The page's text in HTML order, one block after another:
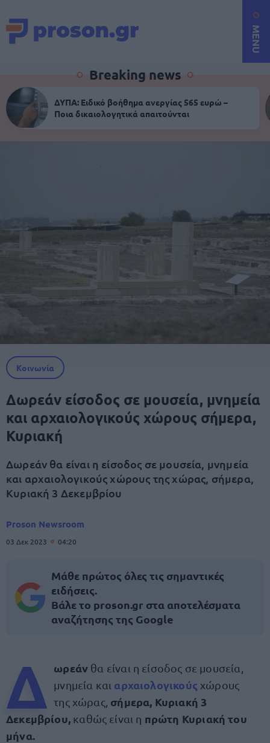
MENU
Breaking news
ΔΥΠΑ: Ειδικό βοήθημα ανεργίας 565 ευρώ –
Ποια δικαιολογητικά απαιτούνται
Κοινωνία
Δωρεάν είσοδος σε μουσεία, μνημεία
και αρχαιολογικούς χώρους σήμερα,
Κυριακή
Δωρεάν θα είναι η είσοδος σε μουσεία, μνημεία
και αρχαιολογικούς χώρους της χώρας, σήμερα,
Κυριακή 3 Δεκεμβρίου
Proson Newsroom
03 Δεκ 2023 04:20
Μάθε πρώτος όλες τις σημαντικές
ειδήσεις.
Βάλε το proson.gr στα αποτελέσματα
αναζήτησης της Google
Δ ωρεάν θα είναι η είσοδος σε μουσεία,
μνημεία και αρχαιολογικούς χώρους
της χώρας, σήμερα, Κυριακή 3
Δεκεμβρίου, καθώς είναι η πρώτη Κυριακή του
μήνα.